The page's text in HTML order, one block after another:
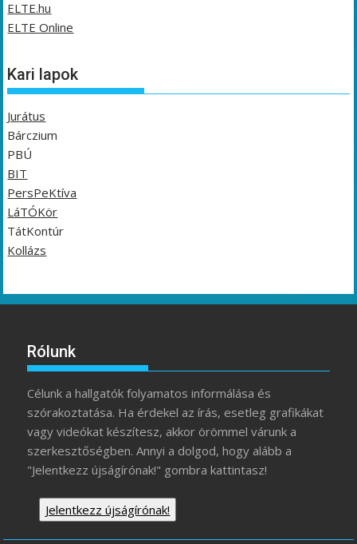
ELTE.hu
ELTE Online
Kari lapok
Jurátus
Bárczium
PBÚ
BIT
PersPeKtíva
LáTÓKör
TátKontúr
Kollázs
Rólunk
Célunk a hallgatók folyamatos informálása és
szórakoztatása. Ha érdekel az írás, esetleg grafikákat
vagy videókat készítesz, akkor örömmel várunk a
szerkesztőségben. Annyi a dolgod, hogy alább a
"Jelentkezz újságírónak!" gombra kattintasz!
Jelentkezz újságírónak!